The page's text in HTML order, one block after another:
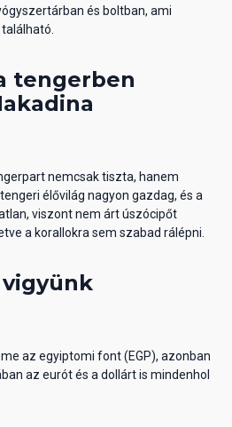
és boltban, ami
tengerben
nemcsak tiszta, hanem
élővilág nagyon gazdag, és a
viszont nem árt úszócipőt
a korallokra sem szabad rálépni.
az egyiptomi font (EGP), azonban
az eurót és a dollárt is mindenhol